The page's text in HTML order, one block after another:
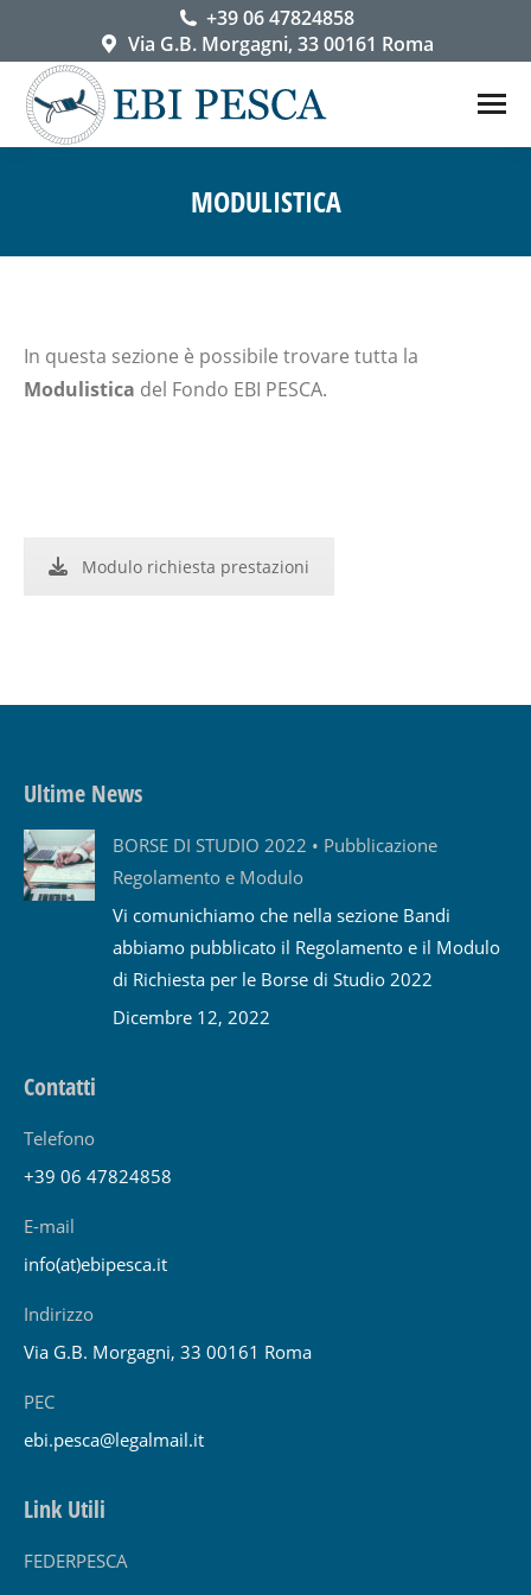
+39 06 47824858
Via G.B. Morgagni, 33 00161 Roma
MODULISTICA
In questa sezione è possibile trovare tutta la
Modulistica del Fondo EBI PESCA.
Modulo richiesta prestazioni
Ultime News
BORSE DI STUDIO 2022 • Pubblicazione
Regolamento e Modulo
Vi comunichiamo che nella sezione Bandi
abbiamo pubblicato il Regolamento e il Modulo
di Richiesta per le Borse di Studio 2022
Dicembre 12, 2022
Contatti
Telefono
+39 06 47824858
E-mail
info(at)ebipesca.it
Indirizzo
Via G.B. Morgagni, 33 00161 Roma
PEC
ebi.pesca@legalmail.it
Link Utili
FEDERPESCA